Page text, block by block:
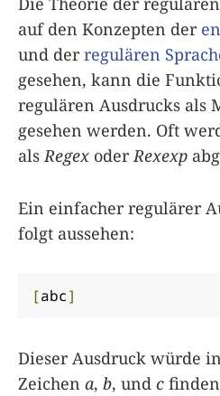
auf den Konzepten der
und derregulären
gesehen, kann die
regulären Ausdrucks als
gesehen werden. Oft
als Regex oder Rexexp
Ein einfacher regulärer
folgt aussehen:
[abc]
Dieser Ausdruck würde
Zeichen a, b, und c